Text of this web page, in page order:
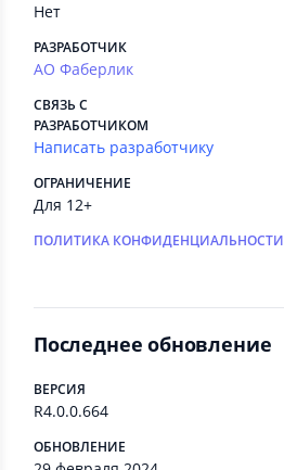
Нет
РАЗРАБОТЧИК
АО Фаберлик
СВЯЗЬ С
РАЗРАБОТЧИКОМ
Написать разработчику
ОГРАНИЧЕНИЕ
Для 12+
ПОЛИТИКА КОНФИДЕНЦИАЛЬНОСТИ
Последнее обновление
ВЕРСИЯ
R4.0.0.664
ОБНОВЛЕНИЕ